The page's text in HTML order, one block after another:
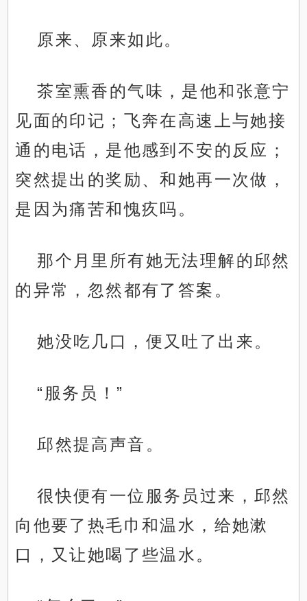
原来、原来如此。
茶室熏香的气味，是他和张意宁
见面的印记；飞奔在高速上与她接
通的电话，是他感到不安的反应；
突然提出的奖励、和她再一次做，
是因为痛苦和愧疚吗。
那个月里所有她无法理解的邱然
的异常，忽然都有了答案。
她没吃几口，便又吐了出来。
“服务员！”
邱然提高声音。
很快便有一位服务员过来，邱然
向他要了热毛巾和温水，给她漱
口，又让她喝了些温水。